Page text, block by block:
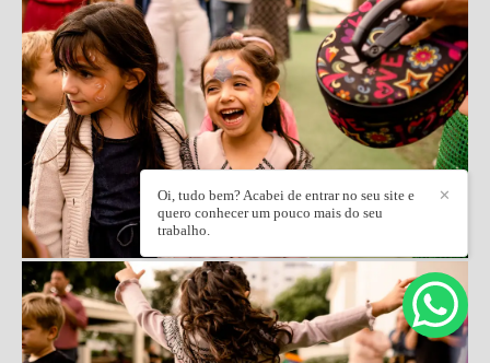
✕
Oi, tudo bem? Acabei de entrar no seu site e
quero conhecer um pouco mais do seu
trabalho.